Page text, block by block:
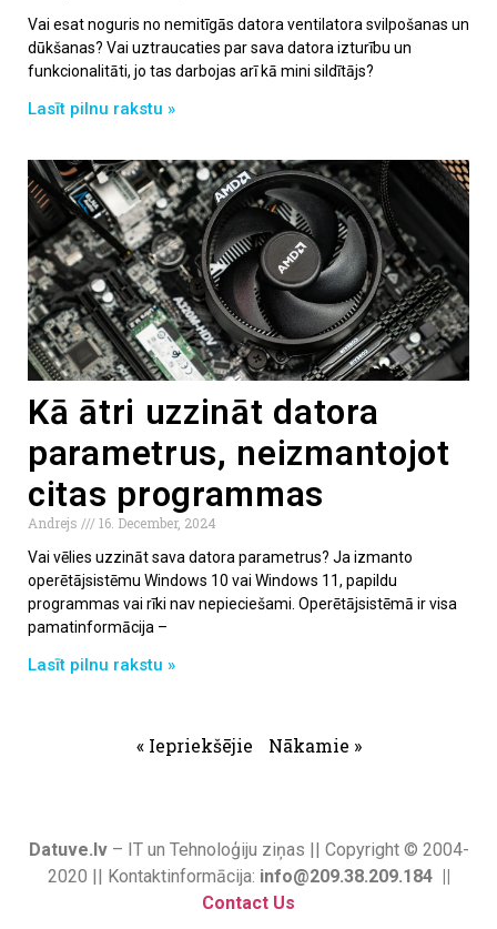
Vai esat noguris no nemitīgās datora ventilatora svilpošanas un
dūkšanas? Vai uztraucaties par sava datora izturību un
funkcionalitāti, jo tas darbojas arī kā mini sildītājs?
Lasīt pilnu rakstu »
Kā ātri uzzināt datora
parametrus, neizmantojot
citas programmas
Andrejs
16. December, 2024
Vai vēlies uzzināt sava datora parametrus? Ja izmanto
operētājsistēmu Windows 10 vai Windows 11, papildu
programmas vai rīki nav nepieciešami. Operētājsistēmā ir visa
pamatinformācija –
Lasīt pilnu rakstu »
« Iepriekšējie Nākamie »
Datuve.lv– IT un Tehnoloģiju ziņas || Copyright © 2004-
2020 || Kontaktinformācija: info@209.38.209.184 ||
Contact Us